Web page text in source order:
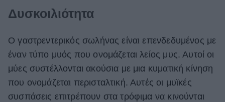
Δυσκοιλιότητα
Ο γαστρεντερικός σωλήνας είναι επενδεδυμένος με
έναν τύπο μυός που ονομάζεται λείος μυς. Αυτοί οι
μύες συστέλλονται ακούσια με μια κυματική κίνηση
που ονομάζεται περισταλτική. Αυτές οι μυϊκές
συσπάσεις επιτρέπουν στα τρόφιμα να κινούνται